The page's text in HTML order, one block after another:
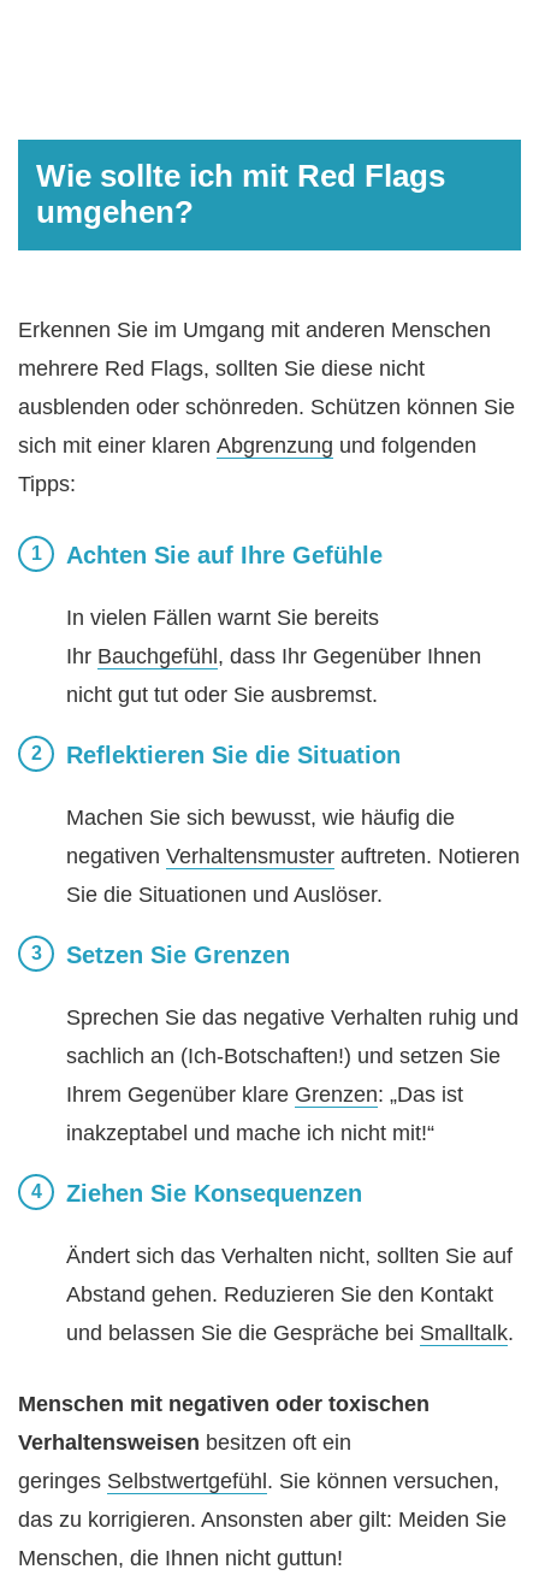
Wie sollte ich mit Red Flags
umgehen?
Erkennen Sie im Umgang mit anderen Menschen
mehrere Red Flags, sollten Sie diese nicht
ausblenden oder schönreden. Schützen können Sie
sich mit einer klaren Abgrenzung und folgenden
Tipps:
Achten Sie auf Ihre Gefühle
In vielen Fällen warnt Sie bereits
Ihr Bauchgefühl, dass Ihr Gegenüber Ihnen
nicht gut tut oder Sie ausbremst.
Reflektieren Sie die Situation
Machen Sie sich bewusst, wie häufig die
negativen Verhaltensmuster auftreten. Notieren
Sie die Situationen und Auslöser.
Setzen Sie Grenzen
Sprechen Sie das negative Verhalten ruhig und
sachlich an (Ich-Botschaften!) und setzen Sie
Ihrem Gegenüber klare Grenzen: „Das ist
inakzeptabel und mache ich nicht mit!“
Ziehen Sie Konsequenzen
Ändert sich das Verhalten nicht, sollten Sie auf
Abstand gehen. Reduzieren Sie den Kontakt
und belassen Sie die Gespräche bei Smalltalk.
Menschen mit negativen oder toxischen
Verhaltensweisen besitzen oft ein
geringes Selbstwertgefühl. Sie können versuchen,
das zu korrigieren. Ansonsten aber gilt: Meiden Sie
Menschen, die Ihnen nicht guttun!